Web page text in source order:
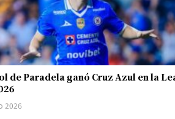
de Paradela ganó Cruz Azul en la
2026